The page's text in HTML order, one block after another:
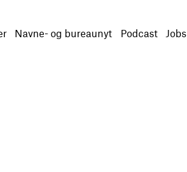
Navne- og bureaunyt Podcast Jobs